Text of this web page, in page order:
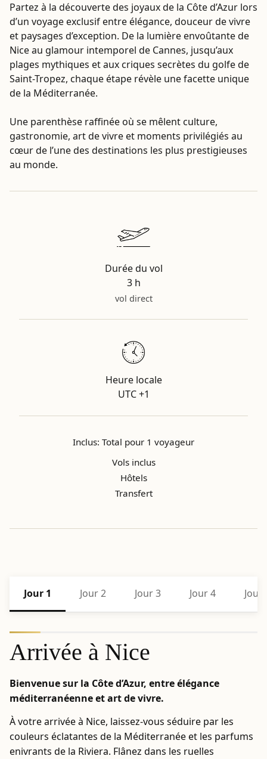
Partez à la découverte des joyaux de la Côte d’Azur lors
d’un voyage exclusif entre élégance, douceur de vivre
et paysages d’exception. De la lumière envoûtante de
Nice au glamour intemporel de Cannes, jusqu’aux
plages mythiques et aux criques secrètes du golfe de
Saint-Tropez, chaque étape révèle une facette unique
de la Méditerranée.
Une parenthèse raffinée où se mêlent culture,
gastronomie, art de vivre et moments privilégiés au
cœur de l’une des destinations les plus prestigieuses
au monde.
Durée du vol
3 h
vol direct
Heure locale
UTC +1
Inclus: Total pour 1 voyageur
Vols inclus
Hôtels
Transfert
Jour 1 Jour 2 Jour 3 Jour 4 Jour
Arrivée à Nice
Bienvenue sur la Côte d’Azur, entre élégance
méditerranéenne et art de vivre.
À votre arrivée à Nice, laissez-vous séduire par les
couleurs éclatantes de la Méditerranée et les parfums
enivrants de la Riviera. Flânez dans les ruelles